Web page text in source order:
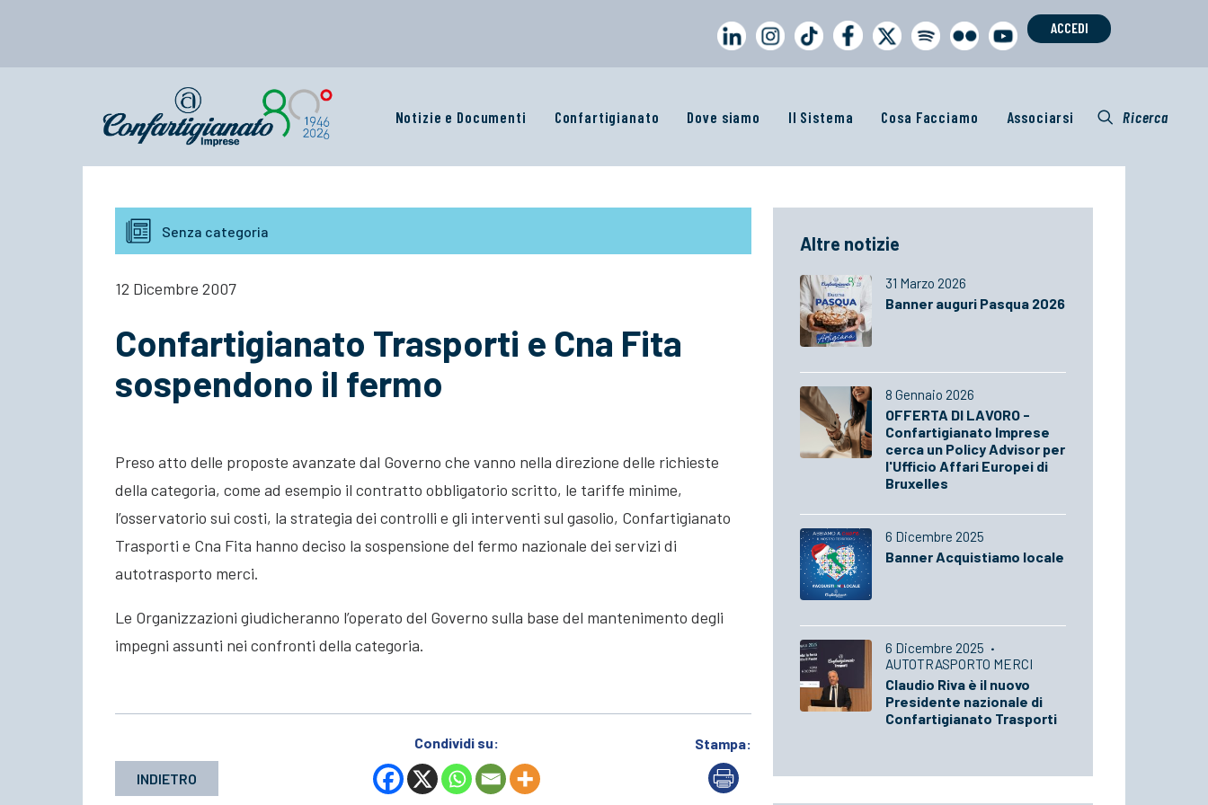
ACCEDI
Notizie e Documenti Confartigianato Dove siamo Il Sistema Cosa Facciamo Associarsi Ricerca
Senza categoria
12 Dicembre 2007
Confartigianato Trasporti e Cna Fita
sospendono il fermo
Preso atto delle proposte avanzate dal Governo che vanno nella direzione delle richieste
della categoria, come ad esempio il contratto obbligatorio scritto, le tariffe minime,
l’osservatorio sui costi, la strategia dei controlli e gli interventi sul gasolio, Confartigianato
Trasporti e Cna Fita hanno deciso la sospensione del fermo nazionale dei servizi di
autotrasporto merci.
Le Organizzazioni giudicheranno l’operato del Governo sulla base del mantenimento degli
impegni assunti nei confronti della categoria.
INDIETRO
Condividi su: Stampa:
Altre notizie
31 Marzo 2026
Banner auguri Pasqua 2026
8 Gennaio 2026
OFFERTA DI LAVORO -
Confartigianato Imprese
cerca un Policy Advisor per
l'Ufficio Affari Europei di
Bruxelles
6 Dicembre 2025
Banner Acquistiamo locale
6 Dicembre 2025 ·
AUTOTRASPORTO MERCI
Claudio Riva è il nuovo
Presidente nazionale di
Confartigianato Trasporti